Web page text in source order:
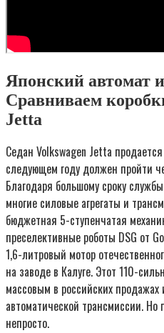
Японский автомат
Сравниваем
Jetta
Седан Volkswagen Jetta
следующем году должен пройти
Благодаря большому сроку
многие силовые агрегаты и
бюджетная 5-ступенчатая
преселективные роботы DSG от
1,6-литровый мотор
на заводе в Калуге. Этот 110-
массовым в российских
автоматической трансмиссии. Но
непросто.